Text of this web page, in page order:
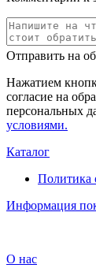
Отправить на
Нажатием
согласие на
персональных
условиями.
Каталог
Политика
Информация
О нас